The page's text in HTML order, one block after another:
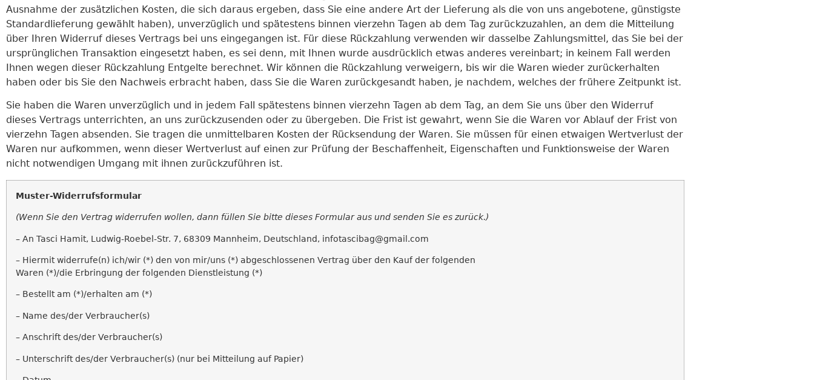
Ausnahme der zusätzlichen Kosten, die sich daraus ergeben, dass Sie eine andere Art der Lieferung als die von uns angebotene, günstigste
Standardlieferung gewählt haben), unverzüglich und spätestens binnen vierzehn Tagen ab dem Tag zurückzuzahlen, an dem die Mitteilung
über Ihren Widerruf dieses Vertrags bei uns eingegangen ist. Für diese Rückzahlung verwenden wir dasselbe Zahlungsmittel, das Sie bei der
ursprünglichen Transaktion eingesetzt haben, es sei denn, mit Ihnen wurde ausdrücklich etwas anderes vereinbart; in keinem Fall werden
Ihnen wegen dieser Rückzahlung Entgelte berechnet. Wir können die Rückzahlung verweigern, bis wir die Waren wieder zurückerhalten
haben oder bis Sie den Nachweis erbracht haben, dass Sie die Waren zurückgesandt haben, je nachdem, welches der frühere Zeitpunkt ist.
Sie haben die Waren unverzüglich und in jedem Fall spätestens binnen vierzehn Tagen ab dem Tag, an dem Sie uns über den Widerruf
dieses Vertrags unterrichten, an uns zurückzusenden oder zu übergeben. Die Frist ist gewahrt, wenn Sie die Waren vor Ablauf der Frist von
vierzehn Tagen absenden. Sie tragen die unmittelbaren Kosten der Rücksendung der Waren. Sie müssen für einen etwaigen Wertverlust der
Waren nur aufkommen, wenn dieser Wertverlust auf einen zur Prüfung der Beschaffenheit, Eigenschaften und Funktionsweise der Waren
nicht notwendigen Umgang mit ihnen zurückzuführen ist.
Muster-Widerrufsformular
(Wenn Sie den Vertrag widerrufen wollen, dann füllen Sie bitte dieses Formular aus und senden Sie es zurück.)
– An Tasci Hamit, Ludwig-Roebel-Str. 7, 68309 Mannheim, Deutschland, infotascibag@gmail.com
– Hiermit widerrufe(n) ich/wir (*) den von mir/uns (*) abgeschlossenen Vertrag über den Kauf der folgenden
Waren (*)/die Erbringung der folgenden Dienstleistung (*)
– Bestellt am (*)/erhalten am (*)
– Name des/der Verbraucher(s)
– Anschrift des/der Verbraucher(s)
– Unterschrift des/der Verbraucher(s) (nur bei Mitteilung auf Papier)